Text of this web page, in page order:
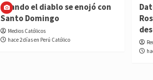
Cuando el diablo se enojó con
Santo Domingo
Medios Católicos
hace 2 días en Perú Católico